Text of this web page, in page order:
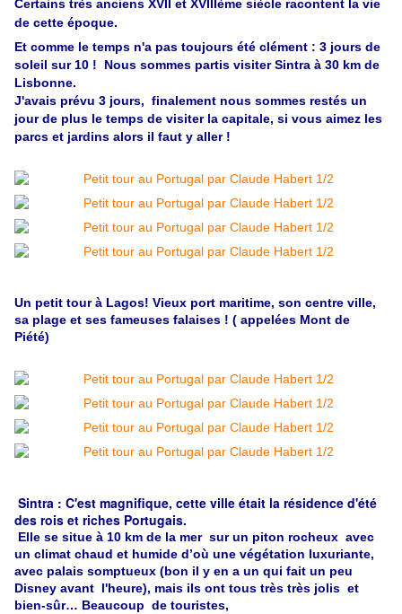
Certains très anciens XVII et XVIIIème siècle racontent la vie
de cette époque.
Et comme le temps n'a pas toujours été clément : 3 jours de
soleil sur 10 ! Nous sommes partis visiter Sintra à 30 km de
Lisbonne.
J'avais prévu 3 jours, finalement nous sommes restés un
jour de plus le temps de visiter la capitale, si vous aimez les
parcs et jardins alors il faut y aller !
Un petit tour à Lagos! Vieux port maritime, son centre ville,
sa plage et ses fameuses falaises ! ( appelées Mont de
Piété)
Sintra : C'est magnifique, cette ville était la résidence d'été
des rois et riches Portugais.
Elle se situe à 10 km de la mer sur un piton rocheux avec
un climat chaud et humide d’où une végétation luxuriante,
avec palais somptueux (bon il y en a un qui fait un peu
Disney avant l'heure), mais ils ont tous très très jolis et
bien-sûr… Beaucoup de touristes,